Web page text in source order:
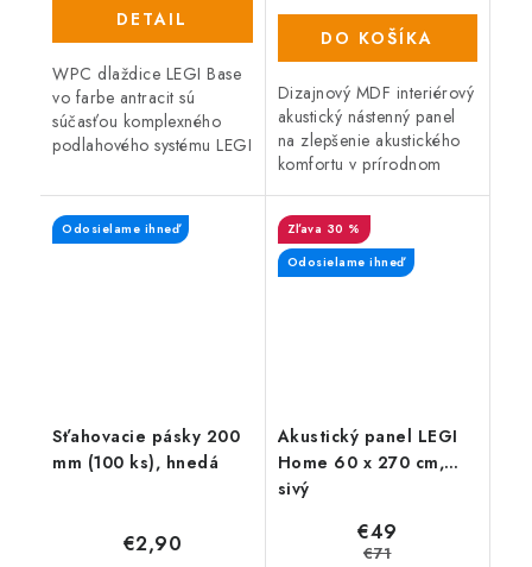
DETAIL
WPC dlaždice LEGI Base
vo farbe antracit sú
súčasťou komplexného
podlahového systému LEGI
exteriérovú podlahovú
krytinu. Majú veľmi
jednoduchú a...
DO KOŠÍKA
Dizajnový MDF interiérový
akustický nástenný panel
na zlepšenie akustického
komfortu v prírodnom
Atraktívny dizajn,
jednoduchá montáž s
rozmermi 240 x 60 cm...
Sťahovacie pásky 200
mm (100 ks), hnedá
Odosielame ihneď
€2,90
Akustický panel LEGI
Home 60 x 270 cm,
sivý
30 %
Odosielame ihneď
€49
€71